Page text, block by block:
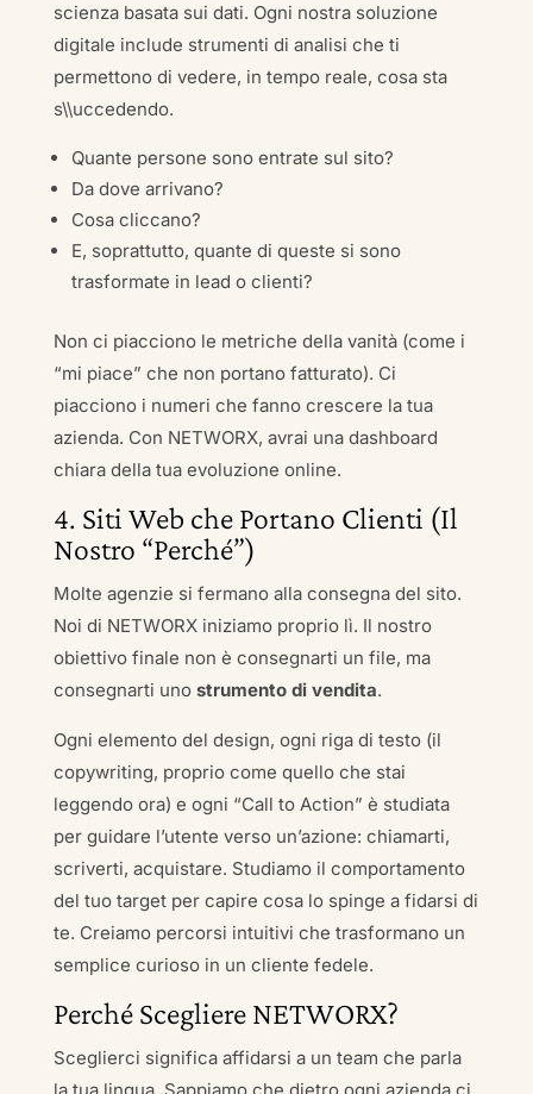
scienza basata sui dati. Ogni nostra soluzione
digitale include strumenti di analisi che ti
permettono di vedere, in tempo reale, cosa sta
s\\uccedendo.
Quante persone sono entrate sul sito?
Da dove arrivano?
Cosa cliccano?
E, soprattutto, quante di queste si sono
trasformate in lead o clienti?
Non ci piacciono le metriche della vanità (come i
“mi piace” che non portano fatturato). Ci
piacciono i numeri che fanno crescere la tua
azienda. Con NETWORX, avrai una dashboard
chiara della tua evoluzione online.
4. Siti Web che Portano Clienti (Il
Nostro “Perché”)
Molte agenzie si fermano alla consegna del sito.
Noi di NETWORX iniziamo proprio lì. Il nostro
obiettivo finale non è consegnarti un file, ma
consegnarti uno strumento di vendita.
Ogni elemento del design, ogni riga di testo (il
copywriting, proprio come quello che stai
leggendo ora) e ogni “Call to Action” è studiata
per guidare l’utente verso un’azione: chiamarti,
scriverti, acquistare. Studiamo il comportamento
del tuo target per capire cosa lo spinge a fidarsi di
te. Creiamo percorsi intuitivi che trasformano un
semplice curioso in un cliente fedele.
Perché Scegliere NETWORX?
Sceglierci significa affidarsi a un team che parla